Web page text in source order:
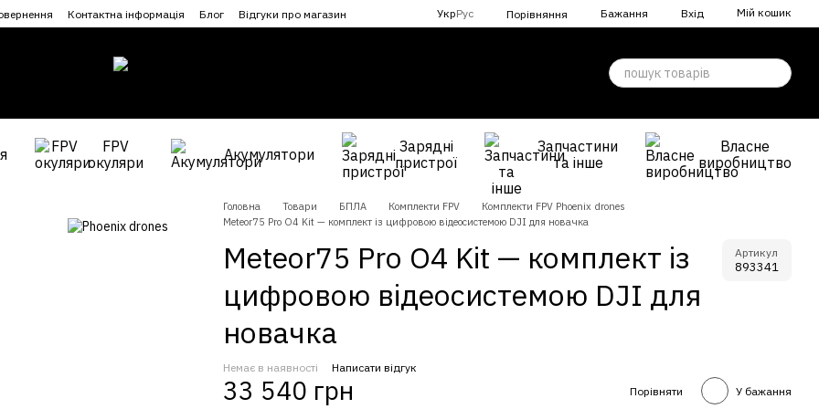
Контактна інформація Блог
Відгуки про магазин
УкрРус Порівняння Бажання Вхід Мій кошик
FPV
окуляри
Акумулятори
Зарядні
пристрої
Запчастини
та інше
Власне
виробництво
Головна Товари БПЛА Комплекти FPV
Комплекти FPV Phoenix drones
Meteor75 Pro O4 Kit — комплект із цифровою відеосистемою DJI для новачка
Meteor75 Pro O4 Kit — комплект із
цифровою відеосистемою DJI для
новачка
Артикул
893341
Немає в наявності Написати відгук
33 540 грн Порівняти У бажання